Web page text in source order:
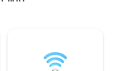
-
con
Thanh: 8 minutos
Restos de